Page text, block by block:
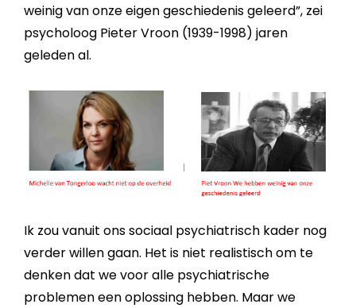
weinig van onze eigen geschiedenis geleerd”, zei
psycholoog Pieter Vroon (1939-1998) jaren
geleden al.
Ik zou vanuit ons sociaal psychiatrisch kader nog
verder willen gaan. Het is niet realistisch om te
denken dat we voor alle psychiatrische
problemen een oplossing hebben. Maar we